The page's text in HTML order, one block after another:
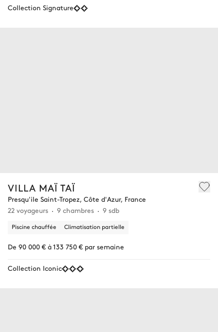
Collection Signature
VILLA MAÏ TAÏ
Presqu'ile Saint-Tropez, Côte d'Azur, France
22 voyageurs
9 chambres 9 sdb
Piscine chauffée Climatisation partielle
De 90 000 € à 133 750 € par semaine
Collection Iconic